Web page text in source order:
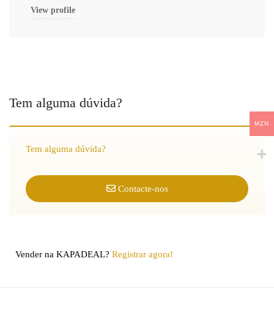
View profile
Tem alguma dúvida?
Tem alguma dúvida?
Contacte-nos
Vender na KAPADEAL? Registrar agora!
MZN